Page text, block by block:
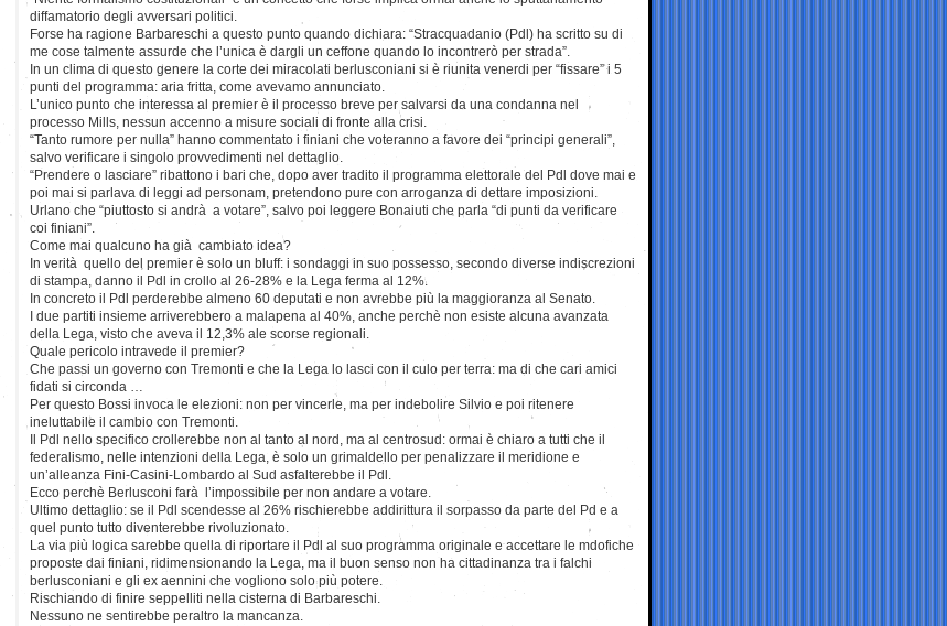
diffamatorio degli avversari politici.
Forse ha ragione Barbareschi a questo punto quando dichiara: “Stracquadanio (Pdl) ha scritto su di
me cose talmente assurde che l’unica è dargli un ceffone quando lo incontrerò per strada”.
In un clima di questo genere la corte dei miracolati berlusconiani si è riunita venerdi per “fissare” i 5
punti del programma: aria fritta, come avevamo annunciato.
L’unico punto che interessa al premier è il processo breve per salvarsi da una condanna nel
processo Mills, nessun accenno a misure sociali di fronte alla crisi.
“Tanto rumore per nulla” hanno commentato i finiani che voteranno a favore dei “principi generali”,
salvo verificare i singolo provvedimenti nel dettaglio.
“Prendere o lasciare” ribattono i bari che, dopo aver tradito il programma elettorale del Pdl dove mai e
poi mai si parlava di leggi ad personam, pretendono pure con arroganza di dettare imposizioni.
Urlano che “piuttosto si andrà a votare”, salvo poi leggere Bonaiuti che parla “di punti da verificare
coi finiani”.
Come mai qualcuno ha già cambiato idea?
In verità quello del premier è solo un bluff: i sondaggi in suo possesso, secondo diverse indiscrezioni
di stampa, danno il Pdl in crollo al 26-28% e la Lega ferma al 12%.
In concreto il Pdl perderebbe almeno 60 deputati e non avrebbe più la maggioranza al Senato.
I due partiti insieme arriverebbero a malapena al 40%, anche perchè non esiste alcuna avanzata
della Lega, visto che aveva il 12,3% ale scorse regionali.
Quale pericolo intravede il premier?
Che passi un governo con Tremonti e che la Lega lo lasci con il culo per terra: ma di che cari amici
fidati si circonda …
Per questo Bossi invoca le elezioni: non per vincerle, ma per indebolire Silvio e poi ritenere
ineluttabile il cambio con Tremonti.
Il Pdl nello specifico crollerebbe non al tanto al nord, ma al centrosud: ormai è chiaro a tutti che il
federalismo, nelle intenzioni della Lega, è solo un grimaldello per penalizzare il meridione e
un’alleanza Fini-Casini-Lombardo al Sud asfalterebbe il Pdl.
Ecco perchè Berlusconi farà l’impossibile per non andare a votare.
Ultimo dettaglio: se il Pdl scendesse al 26% rischierebbe addirittura il sorpasso da parte del Pd e a
quel punto tutto diventerebbe rivoluzionato.
La via più logica sarebbe quella di riportare il Pdl al suo programma originale e accettare le mdofiche
proposte dai finiani, ridimensionando la Lega, ma il buon senso non ha cittadinanza tra i falchi
berlusconiani e gli ex aennini che vogliono solo più potere.
Rischiando di finire seppelliti nella cisterna di Barbareschi.
Nessuno ne sentirebbe peraltro la mancanza.